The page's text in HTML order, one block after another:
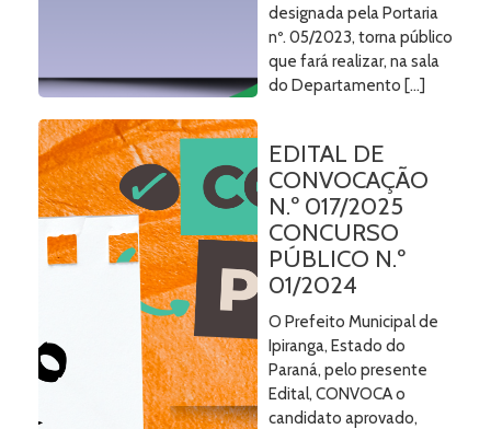
designada pela Portaria
nº. 05/2023, torna público
que fará realizar, na sala
do Departamento […]
EDITAL DE
CONVOCAÇÃO
N.º 017/2025
CONCURSO
PÚBLICO N.º
01/2024
O Prefeito Municipal de
Ipiranga, Estado do
Paraná, pelo presente
Edital, CONVOCA o
candidato aprovado,